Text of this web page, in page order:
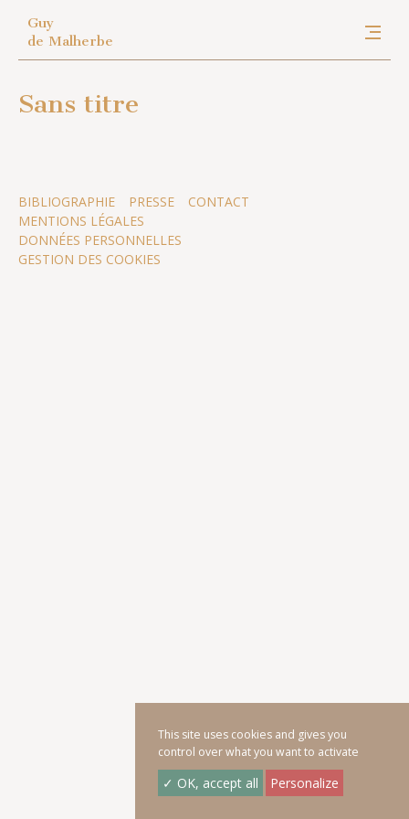
Guy
de Malherbe
Sans titre
BIBLIOGRAPHIE PRESSE
CONTACT
MENTIONS LÉGALES
DONNÉES PERSONNELLES
GESTION DES COOKIES
This site uses cookies and gives you
control over what you want to activate
✓ OK, accept all Personalize